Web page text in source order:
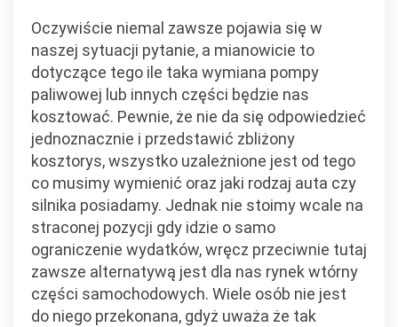
Oczywiście niemal zawsze pojawia się w
naszej sytuacji pytanie, a mianowicie to
dotyczące tego ile taka wymiana pompy
paliwowej lub innych części będzie nas
kosztować. Pewnie, że nie da się odpowiedzieć
jednoznacznie i przedstawić zbliżony
kosztorys, wszystko uzależnione jest od tego
co musimy wymienić oraz jaki rodzaj auta czy
silnika posiadamy. Jednak nie stoimy wcale na
straconej pozycji gdy idzie o samo
ograniczenie wydatków, wręcz przeciwnie tutaj
zawsze alternatywą jest dla nas rynek wtórny
części samochodowych. Wiele osób nie jest
do niego przekonana, gdyż uważa że tak